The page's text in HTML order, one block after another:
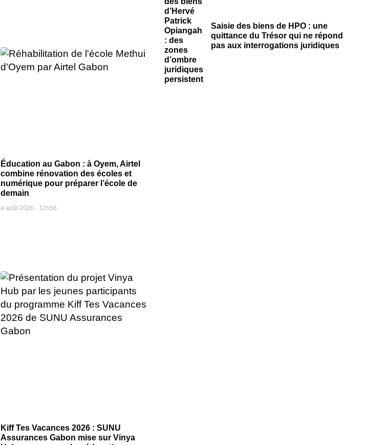
Éducation au Gabon : à Oyem, Airtel
combine rénovation des écoles et
numérique pour préparer l’école de
demain
4 août 2026 12h56
Kiff Tes Vacances 2026 : SUNU
Assurances Gabon mise sur Vinya
Saisie des biens de HPO : une
quittance du Trésor qui ne répond
pas aux interrogations juridiques